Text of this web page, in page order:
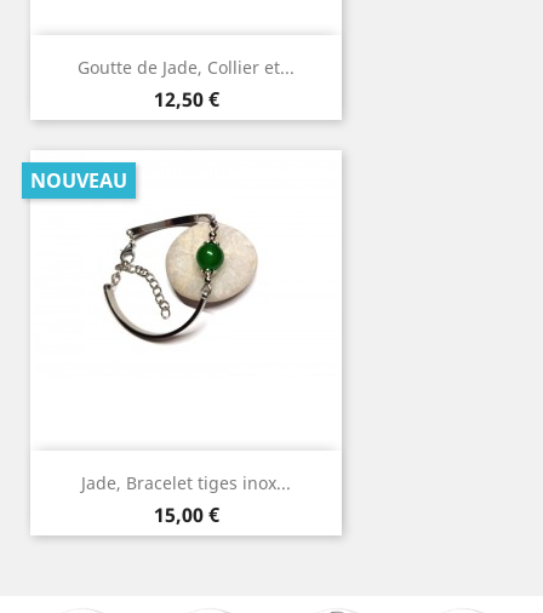
Goutte de Jade, Collier et...
Prix
12,50 €
Jade, Bracelet tiges inox...
Prix
15,00 €
NOUVEAU